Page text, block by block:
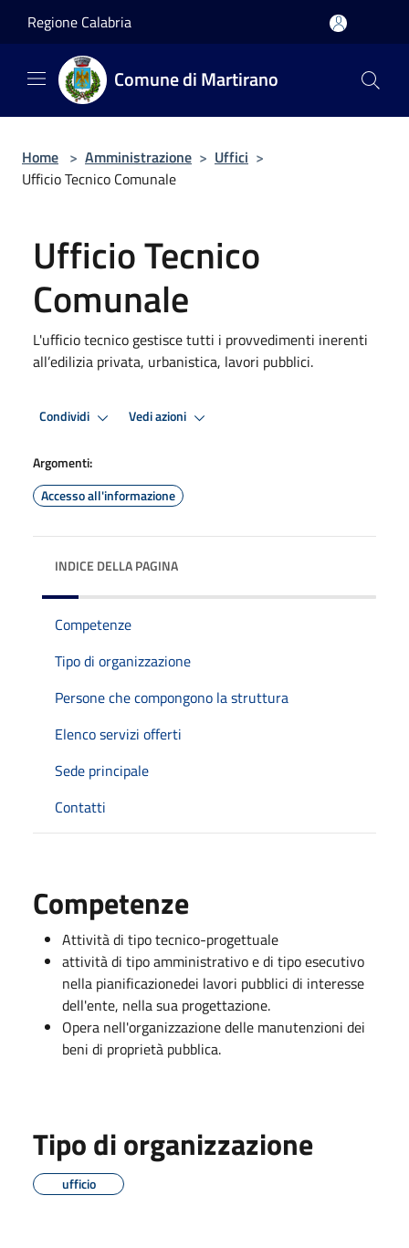
Regione Calabria
Comune di Martirano
Home > Amministrazione > Uffici >
Ufficio Tecnico Comunale
Ufficio Tecnico
Comunale
L'ufficio tecnico gestisce tutti i provvedimenti inerenti
all’edilizia privata, urbanistica, lavori pubblici.
Condividi Vedi azioni
Argomenti:
Accesso all'informazione
INDICE DELLA PAGINA
Competenze
Tipo di organizzazione
Persone che compongono la struttura
Elenco servizi offerti
Sede principale
Contatti
Competenze
Attività di tipo tecnico-progettuale
attività di tipo amministrativo e di tipo esecutivo
nella pianificazionedei lavori pubblici di interesse
dell'ente, nella sua progettazione.
Opera nell'organizzazione delle manutenzioni dei
beni di proprietà pubblica.
Tipo di organizzazione
ufficio